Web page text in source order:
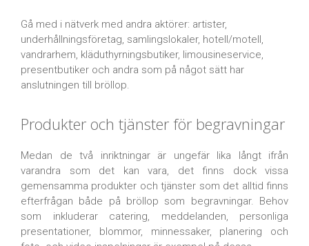
Gå med i nätverk med andra aktörer: artister,
underhållningsföretag, samlingslokaler, hotell/motell,
vandrarhem, kläduthyrningsbutiker, limousineservice,
presentbutiker och andra som på något sätt har
anslutningen till bröllop.
Produkter och tjänster för begravningar
Medan de två inriktningar är ungefär lika långt ifrån
varandra som det kan vara, det finns dock vissa
gemensamma produkter och tjänster som det alltid finns
efterfrågan både på bröllop som begravningar. Behov
som inkluderar catering, meddelanden, personliga
presentationer, blommor, minnessaker, planering och